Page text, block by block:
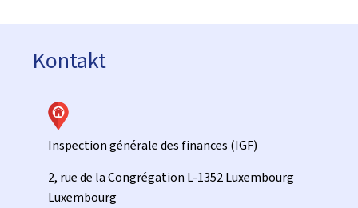
Kontakt
Inspection générale des finances (IGF)
ADRESS:
2, rue de la Congrégation L-1352Luxembourg
Luxembourg